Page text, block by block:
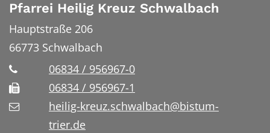
Pfarrei Heilig Kreuz Schwalbach
Hauptstraße 206
66773 Schwalbach
06834 / 956967-0
06834 / 956967-1
heilig-kreuz.schwalbach@bistum-
trier.de